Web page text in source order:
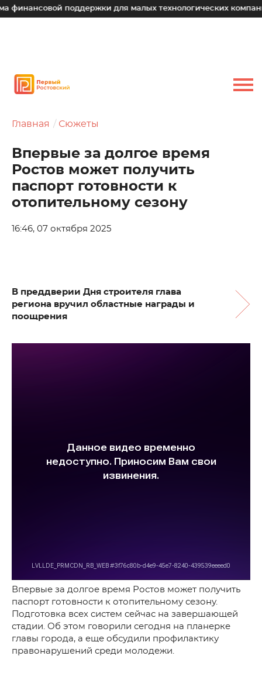
поддержки для малых технологических компаний
Главная Сюжеты
Впервые за долгое время
Ростов может получить
паспорт готовности к
отопительному сезону
16:46, 07 октября 2025
В преддверии Дня строителя глава
региона вручил областные награды и
поощрения
Впервые за долгое время Ростов может получить
паспорт готовности к отопительному сезону.
Подготовка всех систем сейчас на завершающей
стадии. Об этом говорили сегодня на планерке
главы города, а еще обсудили профилактику
правонарушений среди молодежи.